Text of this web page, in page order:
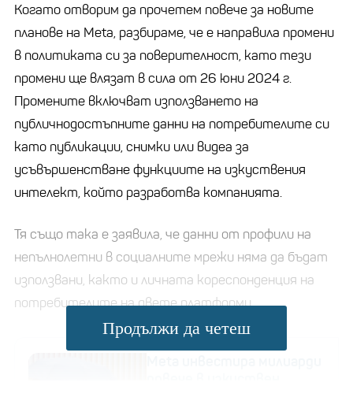
Когато отворим да прочетем повече за новите
планове на Meta, разбираме, че е направила промени
в политиката си за поверителност, като тези
промени ще влязат в сила от 26 юни 2024 г.
Промените включват използването на
публичнодостъпните данни на потребителите си
като публикации, снимки или видеа за
усъвършенстване функциите на изкуствения
интелект, който разработва компанията.
Тя също така е заявила, че данни от профили на
непълнолетни в социалните мрежи няма да бъдат
използвани, както и личната кореспонденция на
потребителите на двете платформи.
Продължи да четеш